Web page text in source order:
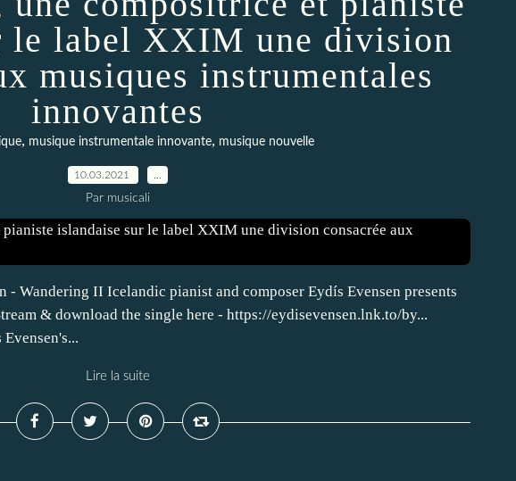
le label XXIM une division
musiques instrumentales
innovantes
, musique instrumentale innovante, musique nouvelle
10.03.2021
Par musicali
- Wandering II Icelandic pianist and composer Eydís Evensen presents
& download the single here - https://eydisevensen.lnk.to/by...
Lire la suite